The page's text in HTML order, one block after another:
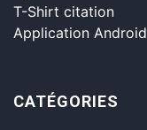
T-Shirt citation
Application Android
CATÉGORIES